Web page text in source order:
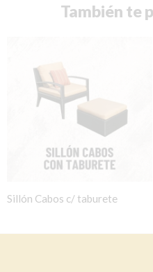
También te
Sillón Cabos c/ taburete